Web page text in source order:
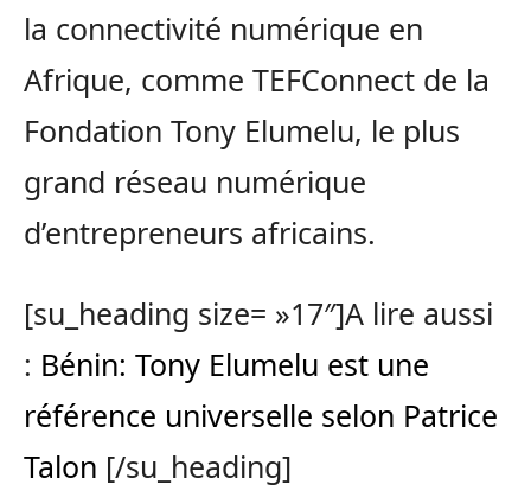
la connectivité numérique en
Afrique, comme TEFConnect de la
Fondation Tony Elumelu, le plus
grand réseau numérique
d’entrepreneurs africains.
[su_heading size= »17″]A lire aussi
: Bénin: Tony Elumelu est une
référence universelle selon Patrice
Talon [/su_heading]